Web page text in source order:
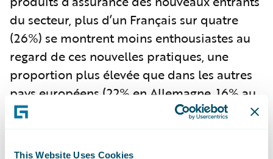
This Website Uses Cookies
du secteur, plus d’un Français sur quatre
(26%) se montrent moins enthousiastes au
regard de ces nouvelles pratiques, une
proportion plus élevée que dans les autres
pays européens (22% en Allemagne, 16% au
Royaume-Uni et 10% en Espagne).
hausse de plus de trois points depuis 2022